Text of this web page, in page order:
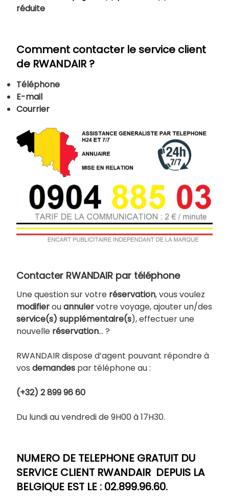
réduite
Comment contacter le service client
de RWANDAIR ?
Téléphone
E-mail
Courrier
Contacter RWANDAIR par téléphone
Une question sur votre réservation, vous voulez
modifierouannulervotre voyage, ajouter un/des
service(s) supplémentaire(s), effectuer une
nouvelle réservation… ?
RWANDAIR dispose d’agent pouvant répondre à
vos demandes par téléphone au :
(+32) 2 899 96 60
Du lundi au vendredi de 9H00 à 17H30.
NUMERO DE TELEPHONE GRATUIT DU
SERVICE CLIENT RWANDAIR DEPUIS LA
BELGIQUE EST LE : 02.899.96.60.